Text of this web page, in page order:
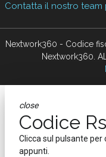
Contatta il nostro
Nextwork360 - Codice
Nextwork360.
close
Codice
Clicca sul pulsante per
appunti.